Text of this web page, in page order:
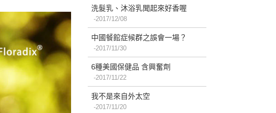
洗髮乳、沐浴乳聞起來好香喔
2017/12/08
中國餐館症候群之誤會一場？
2017/11/30
6種美國保健品 含興奮劑
2017/11/22
我不是來自外太空
2017/11/20